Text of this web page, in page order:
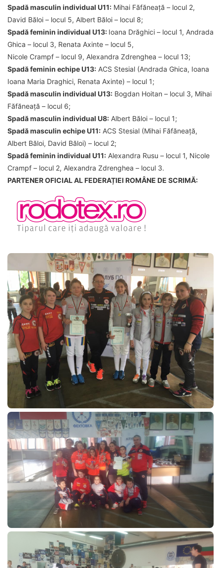
Spadă masculin individual U11: Mihai Făfăneață – locul 2,
David Băloi – locul 5, Albert Băloi – locul 8;
Spadă feminin individual U13: Ioana Drăghici – locul 1, Andrada
Ghica – locul 3, Renata Axinte – locul 5,
Nicole Crampf – locul 9, Alexandra Zdrenghea – locul 13;
Spadă feminin echipe U13: ACS Stesial (Andrada Ghica, Ioana
Ioana Maria Draghici, Renata Axinte) – locul 1;
Spadă masculin individual U13: Bogdan Hoitan – locul 3, Mihai
Făfăneață – locul 6;
Spadă masculin individual U8: Albert Băloi – locul 1;
Spadă masculin echipe U11: ACS Stesial (Mihai Făfăneață,
Albert Băloi, David Băloi) – locul 2;
Spadă feminin individual U11: Alexandra Rusu – locul 1, Nicole
Crampf – locul 2, Alexandra Zdrenghea – locul 3.
PARTENER OFICIAL AL FEDERAȚIEI ROMÂNE DE SCRIMĂ: